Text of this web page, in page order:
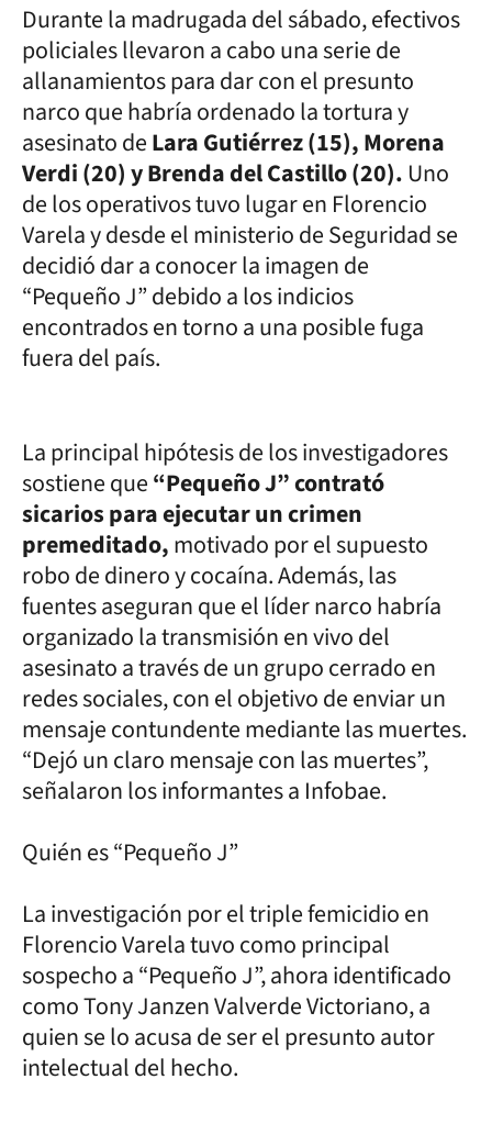
Durante la madrugada del sábado, efectivos
policiales llevaron a cabo una serie de
allanamientos para dar con el presunto
narco que habría ordenado la tortura y
asesinato deLara Gutiérrez (15), Morena
Verdi (20) y Brenda del Castillo (20). Uno
de los operativos tuvo lugar en Florencio
Varela y desde el ministerio de Seguridad se
decidió dar a conocer la imagen de
“Pequeño J” debido a los indicios
encontrados en torno a una posible fuga
fuera del país.
La principal hipótesis de los investigadores
sostiene que“Pequeño J” contrató
sicarios para ejecutar un crimen
premeditado,motivado por el supuesto
robo de dinero y cocaína. Además, las
fuentes aseguran que el líder narco habría
organizado la transmisión en vivo del
asesinato a través de un grupo cerrado en
redes sociales, con el objetivo de enviar un
mensaje contundente mediante las muertes.
“Dejó un claro mensaje con las muertes”,
señalaron los informantes a Infobae.
Quién es “Pequeño J”
La investigación por el triple femicidio en
Florencio Varela tuvo como principal
sospecho a “Pequeño J”, ahora identificado
como Tony Janzen Valverde Victoriano, a
quien se lo acusa de ser el presunto autor
intelectual del hecho.